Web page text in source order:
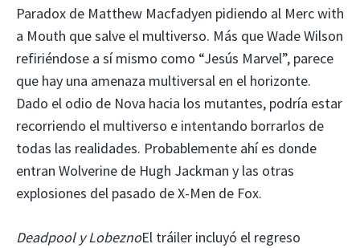
Paradox de Matthew Macfadyen pidiendo al Merc with
a Mouth que salve el multiverso. Más que Wade Wilson
refiriéndose a sí mismo como “Jesús Marvel”, parece
que hay una amenaza multiversal en el horizonte.
Dado el odio de Nova hacia los mutantes, podría estar
recorriendo el multiverso e intentando borrarlos de
todas las realidades. Probablemente ahí es donde
entran Wolverine de Hugh Jackman y las otras
explosiones del pasado de X-Men de Fox.
Deadpool y LobeznoEl tráiler incluyó el regreso